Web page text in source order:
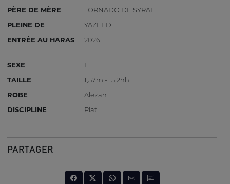
PÈRE DE MÈRE
TORNADO DE SYRAH
PLEINE DE
YAZEED
ENTRÉE AU HARAS
2026
SEXE
F
TAILLE
1,57m - 15:2hh
ROBE
Alezan
DISCIPLINE
Plat
PARTAGER